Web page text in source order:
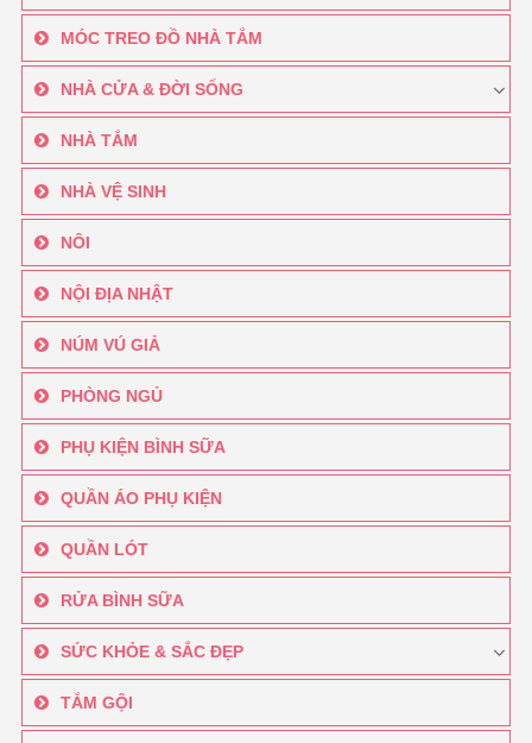
MÓC TREO ĐỒ NHÀ TẮM
NHÀ CỬA & ĐỜI SỐNG
NHÀ TẮM
NHÀ VỆ SINH
NÔI
NỘI ĐỊA NHẬT
NÚM VÚ GIẢ
PHÒNG NGỦ
PHỤ KIỆN BÌNH SỮA
QUẦN ÁO PHỤ KIỆN
QUẦN LÓT
RỬA BÌNH SỮA
SỨC KHỎE & SẮC ĐẸP
TẮM GỘI